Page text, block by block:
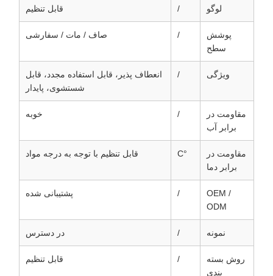
لوگو / قابل تنظیم
پوشش
سطح
/ صاف / مات / سفارشی
ویژگی /
انعطاف پذیر، قابل استفاده مجدد، قابل
شستشوی، پایدار
مقاومت در
برابر آب
/ خوبه
مقاومت در
برابر دما
°C قابل تنظیم با توجه به درجه مواد
OEM /
ODM
/ پشتیبانی شده
نمونه / در دسترس
روش بسته
بندی
/ قابل تنظیم